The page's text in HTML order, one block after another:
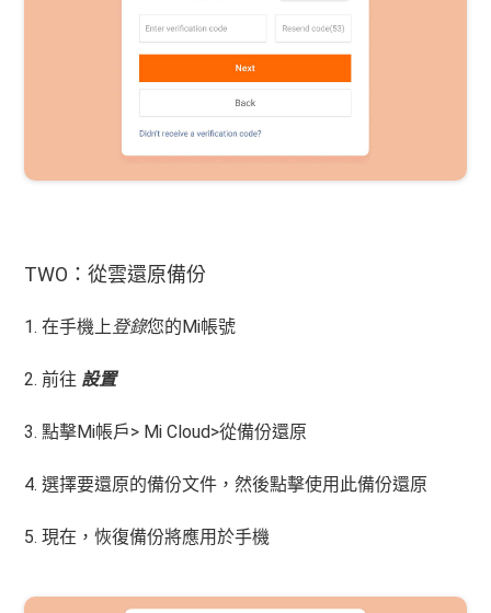
TWO：從雲還原備份
1. 在手機上 登錄您的Mi帳號
2. 前往 設置
3. 點擊Mi帳戶> Mi Cloud>從備份還原
4. 選擇要還原的備份文件，然後點擊使用此備份還原
5. 現在，恢復備份將應用於手機